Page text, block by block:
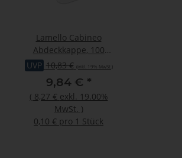
Lamello Cabineo
Abdeckkappe, 100
Stück, RAL 9003
UVP 10,83 € (inkl. 19% MwSt.)
9,84 € *
( 8,27 € exkl. 19.00%
MwSt. )
0,10 € pro 1 Stück